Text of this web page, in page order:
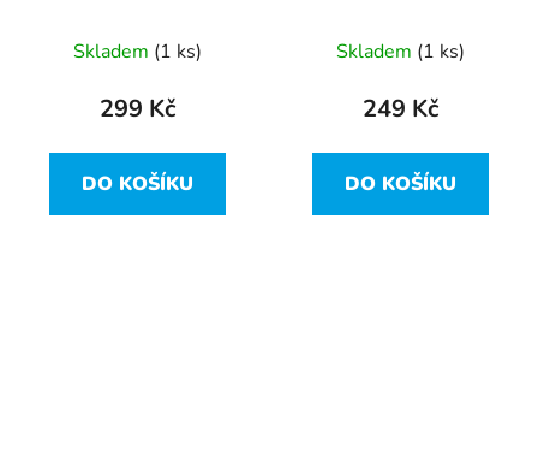
4GB 1600MHz DDR3
PC3L
Skladem (1 ks)
299 Kč
DO KOŠÍKU
45W - hranatý konektor
Skladem (1 ks)
249 Kč
DO KOŠÍKU